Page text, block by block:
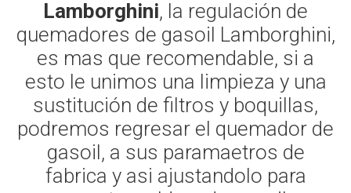
Lamborghini, la regulación de
quemadores de gasoil Lamborghini,
es mas que recomendable, si a
esto le unimos una limpieza y una
sustitución de filtros y boquillas,
podremos regresar el quemador de
gasoil, a sus paramaetros de
fabrica y asi ajustandolo para